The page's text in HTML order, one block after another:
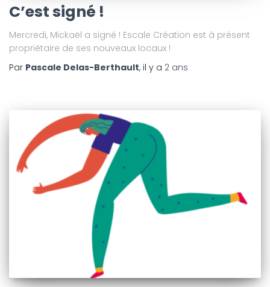
C’est signé !
Mercredi, Mickaël a signé ! Escale Création est à présent
propriétaire de ses nouveaux locaux !
Par Pascale Delas-Berthault, il y a 2 ans